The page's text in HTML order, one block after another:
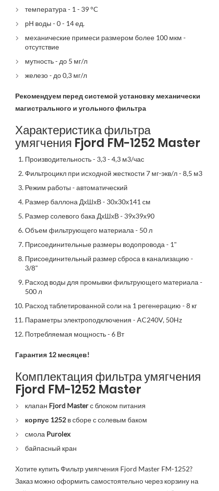
температура - 1 - 39 °C
рН воды - 0 - 14 ед.
механические примеси размером более 100 мкм -
отсутствие
мутность - до 5 мг/л
железо - до 0,3 мг/л
Рекомендуем перед системой установку механически
магистрального и угольного фильтра
Характеристика фильтра
умягчения Fjord FM-1252 Master
Производительность - 3,3 - 4,3 м3/час
Фильтроцикл при исходной жесткости 7 мг-экв/л - 8,5 м3
Режим работы - автоматический
Размер баллона ДхШхВ - 30х30х141 см
Размер солевого бака ДхШхВ - 39х39х90
Объем фильтрующего материала - 50 л
Присоединительные размеры водопровода - 1"
Присоединительный размер сброса в канализацию -
3/8"
Расход воды для промывки фильтрующего материала -
500 л
Расход таблетированной соли на 1 регенерацию - 8 кг
Параметры электроподключения - AC240V, 50Hz
Потребляемая мощность - 6 Вт
Гарантия 12 месяцев!
Комплектация фильтра умягчения
Fjord FM-1252 Master
клапан Fjord Masterс блоком питания
корпус 1252 в сборе с солевым баком
смола Purolex
байпасный кран
Хотите купить Фильтр умягчения Fjord Master FM-1252?
Заказ можно оформить самостоятельно через корзину на